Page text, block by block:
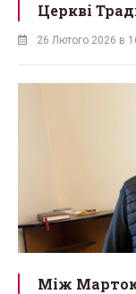
Церкві
26 Лютого 2026 в
Між Мартою